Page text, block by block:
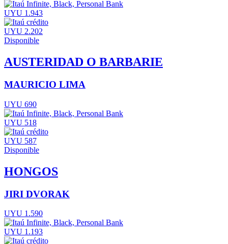
UYU 1.943
UYU 2.202
Disponible
AUSTERIDAD O BARBARIE
MAURICIO LIMA
UYU 690
UYU 518
UYU 587
Disponible
HONGOS
JIRI DVORAK
UYU 1.590
UYU 1.193